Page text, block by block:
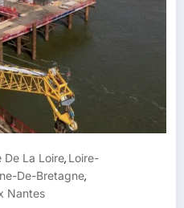
De La Loire, Loire-
De-Bretagne,
Nantes